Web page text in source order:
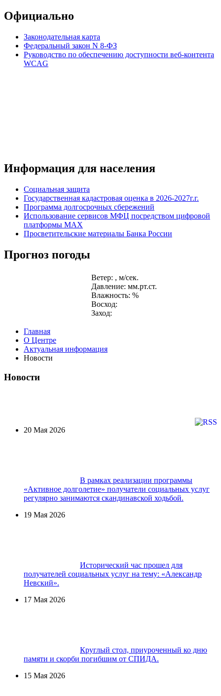
Официально
Законодательная карта
Федеральный закон N 8-ФЗ
Руководство по обеспечению доступности веб-контента
WCAG
Информация для населения
Социальная защита
Государственная кадастровая оценка в 2026-2027г.г.
Программа долгосрочных сбережений
Использование сервисов МФЦ посредством цифровой
платформы MAX
Просветительские материалы Банка России
Прогноз погоды
Ветер: , м/сек.
Давление: мм.рт.ст.
Влажность: %
Восход:
Заход:
Главная
О Центре
Актуальная информация
Новости
Новости
20 Мая 2026
В рамках реализации программы
«Активное долголетие» получатели социальных услуг
регулярно занимаются скандинавской ходьбой.
19 Мая 2026
Исторический час прошел для
получателей социальных услуг на тему: «Александр
Невский».
17 Мая 2026
Круглый стол, приуроченный ко дню
памяти и скорби погибшим от СПИДА.
15 Мая 2026